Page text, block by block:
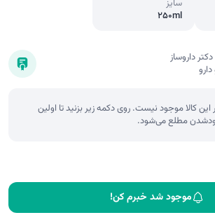
سایز
250ml
داروساز
کالا موجود نیست. روی دکمه زیر بزنید تا اولین
مطلع می‌شود.
موجود شد خبرم کن!